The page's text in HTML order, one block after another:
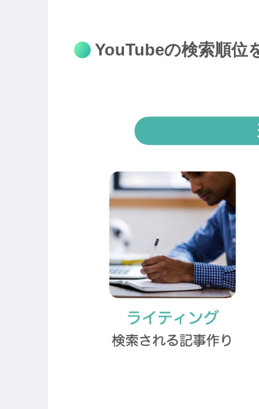
YouTubeの検索順位